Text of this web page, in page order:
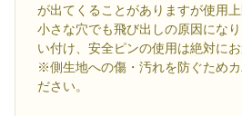
が出てくることがありますが使用上
小さな穴でも飛び出しの原因にな
い付け、安全ピンの使用は絶対にお
※側生地への傷・汚れを防ぐためカ
ださい。